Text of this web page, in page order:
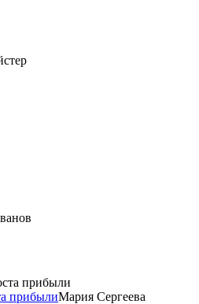
прибылиМария Сергеева